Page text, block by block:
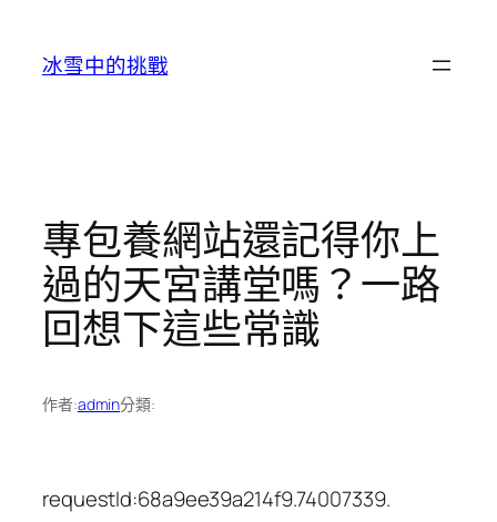
冰雪中的挑戰
專包養網站還記得你上
過的天宮講堂嗎？一路
回想下這些常識
作者:admin分類:
requestId:68a9ee39a214f9.74007339.